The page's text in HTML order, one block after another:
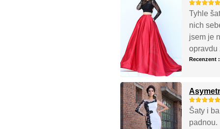
Tyhle
nich
jsem je
opravdu
Recenzent
Šaty i
padnou.